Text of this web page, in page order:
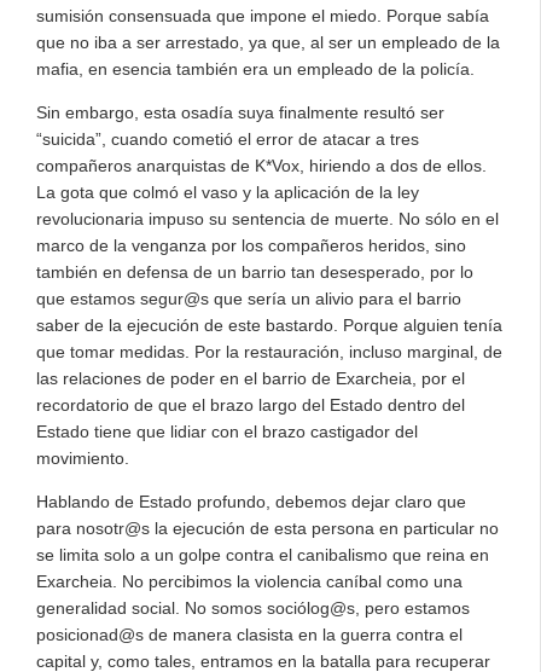
sumisión consensuada que impone el miedo. Porque sabía
que no iba a ser arrestado, ya que, al ser un empleado de la
mafia, en esencia también era un empleado de la policía.
Sin embargo, esta osadía suya finalmente resultó ser
“suicida”, cuando cometió el error de atacar a tres
compañeros anarquistas de K*Vox, hiriendo a dos de ellos.
La gota que colmó el vaso y la aplicación de la ley
revolucionaria impuso su sentencia de muerte. No sólo en el
marco de la venganza por los compañeros heridos, sino
también en defensa de un barrio tan desesperado, por lo
que estamos segur@s que sería un alivio para el barrio
saber de la ejecución de este bastardo. Porque alguien tenía
que tomar medidas. Por la restauración, incluso marginal, de
las relaciones de poder en el barrio de Exarcheia, por el
recordatorio de que el brazo largo del Estado dentro del
Estado tiene que lidiar con el brazo castigador del
movimiento.
Hablando de Estado profundo, debemos dejar claro que
para nosotr@s la ejecución de esta persona en particular no
se limita solo a un golpe contra el canibalismo que reina en
Exarcheia. No percibimos la violencia caníbal como una
generalidad social. No somos sociólog@s, pero estamos
posicionad@s de manera clasista en la guerra contra el
capital y, como tales, entramos en la batalla para recuperar